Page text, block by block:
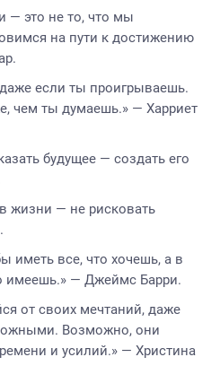
— это не то, что мы
на пути к достижению
если ты проигрываешь.
чем ты думаешь.» — Харриет
будущее — создать его
жизни — не рисковать
иметь все, что хочешь, а в
имеешь.» — Джеймс Барри.
от своих мечтаний, даже
Возможно, они
и усилий.» — Христина